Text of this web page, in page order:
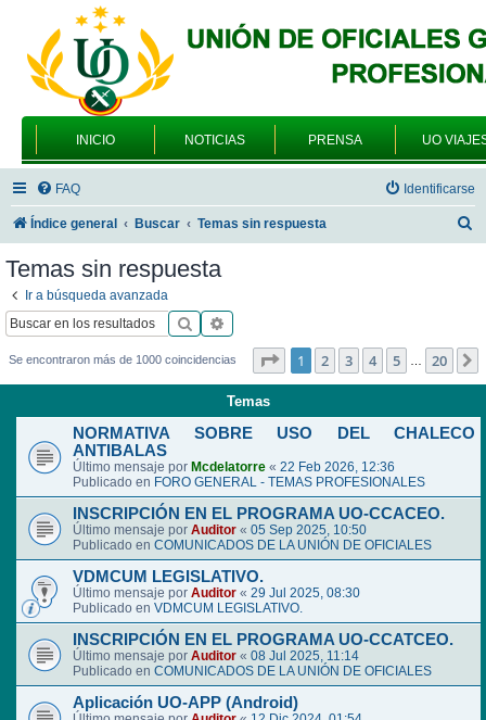
INICIO NOTICIAS PRENSA UO
FAQ Identificarse
Índice general Buscar Temas sin respuesta
Temas sin respuesta
Ir a búsqueda avanzada
Buscar
Se encontraron más de 1000 coincidencias Página de 20
1 2 3 4 5 … 20
Temas
NORMATIVA SOBRE USO DEL CHALECO
ANTIBALAS
Último mensaje por Mcdelatorre « 22 Feb 2026, 12:36
Publicado en FORO GENERAL - TEMAS PROFESIONALES
INSCRIPCIÓN EN EL PROGRAMA UO-CCACEO.
Último mensaje por Auditor « 05 Sep 2025, 10:50
Publicado en COMUNICADOS DE LA UNIÓN DE OFICIALES
VDMCUM LEGISLATIVO.
Último mensaje por Auditor « 29 Jul 2025, 08:30
Publicado en VDMCUM LEGISLATIVO.
INSCRIPCIÓN EN EL PROGRAMA UO-CCATCEO.
Último mensaje por Auditor « 08 Jul 2025, 11:14
Publicado en COMUNICADOS DE LA UNIÓN DE OFICIALES
Aplicación UO-APP (Android)